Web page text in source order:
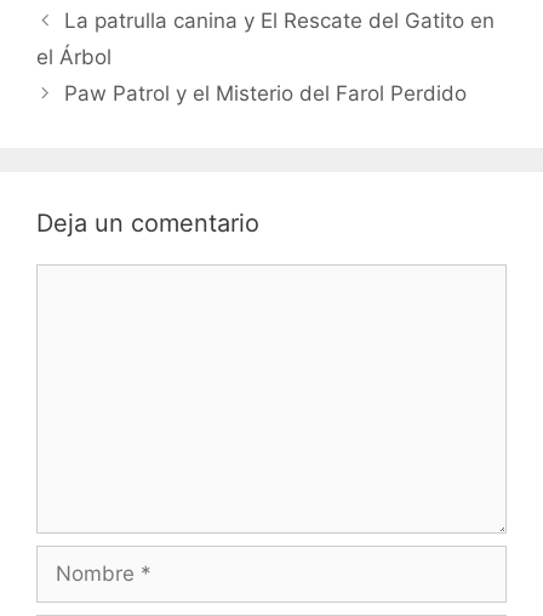
La patrulla canina y El Rescate del Gatito en
el Árbol
Paw Patrol y el Misterio del Farol Perdido
Deja un comentario